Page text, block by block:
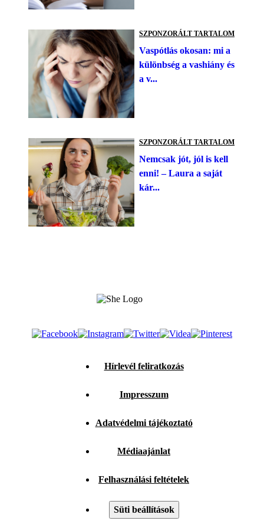
SZPONZORÁLT TARTALOM
Vaspótlás okosan: mi a
különbség a vashiány és
a v...
SZPONZORÁLT TARTALOM
Nemcsak jót, jól is kell
enni! – Laura a saját
kár...
Hírlevél feliratkozás
Impresszum
Adatvédelmi tájékoztató
Médiaajánlat
Felhasználási feltételek
Süti beállítások